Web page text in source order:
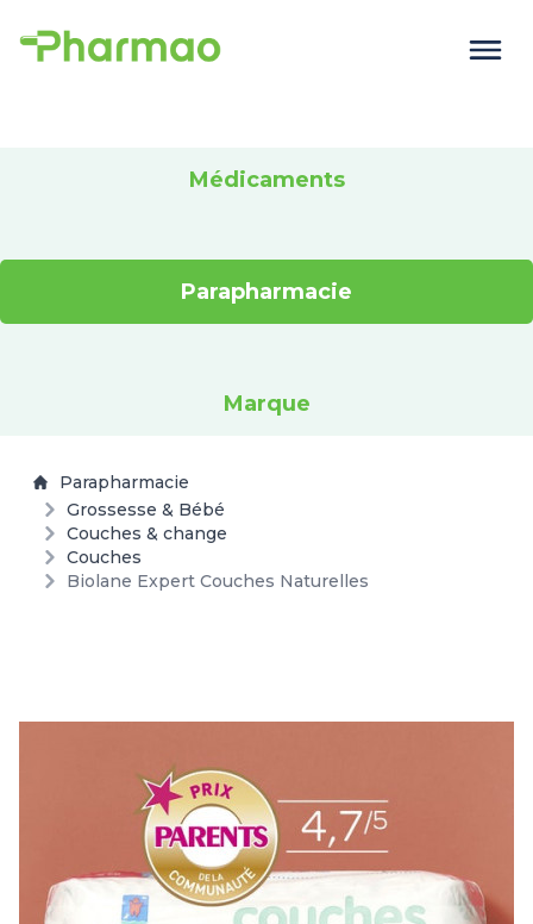
Médicaments
Parapharmacie
Marque
Parapharmacie
Grossesse & Bébé
Couches & change
Couches
Biolane Expert Couches Naturelles